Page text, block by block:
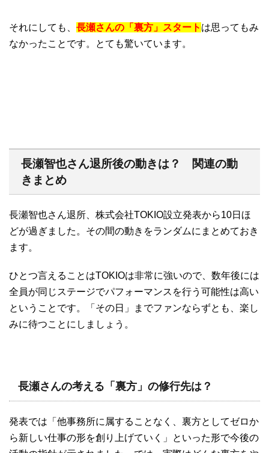
それにしても、 長瀬さんの「裏方」スタート は思ってもみ
なかったことです。とても驚いています。
長瀬智也さん退所後の動きは？ 関連の動
きまとめ
長瀬智也さん退所、株式会社TOKIO設立発表から10日ほ
どが過ぎました。その間の動きをランダムにまとめておき
ます。
ひとつ言えることはTOKIOは非常に強いので、数年後には
全員が同じステージでパフォーマンスを行う可能性は高い
ということです。「その日」までファンならずとも、楽し
みに待つことにしましょう。
長瀬さんの考える「裏方」の修行先は？
発表では「他事務所に属することなく、裏方としてゼロか
ら新しい仕事の形を創り上げていく」といった形で今後の